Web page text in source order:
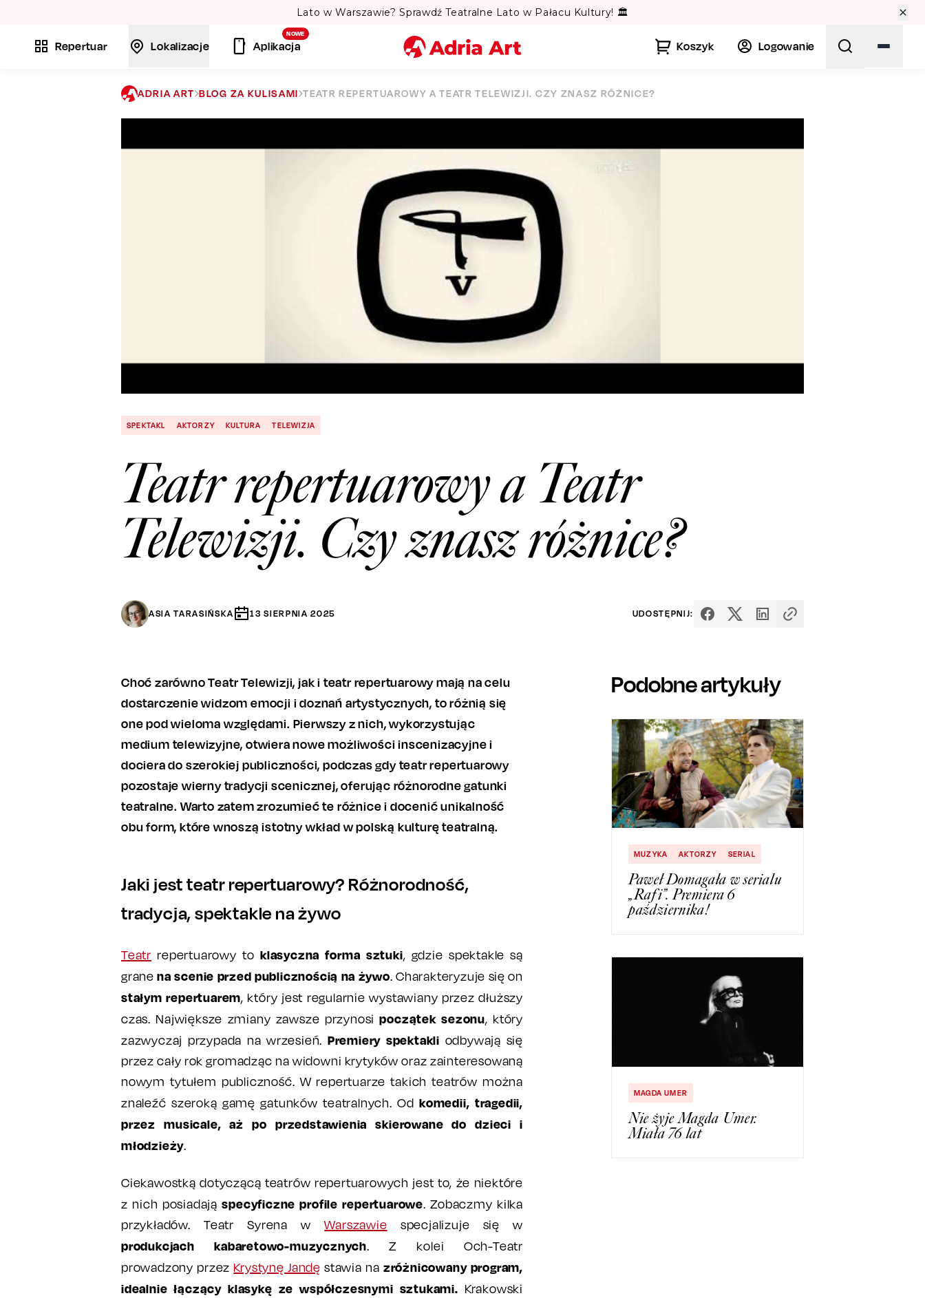
Lato w Warszawie? Sprawdź Teatralne Lato w Pałacu Kultury! 🏛️
Repertuar Lokalizacje
NOWE
Aplikacja Koszyk Logowanie
Miasto
Szukaj
ADRIA ART BLOG ZA KULISAMI TEATR REPERTUAROWY A TEATR TELEWIZJI. CZY ZNASZ RÓŻNICE?
SPEKTAKL AKTORZY KULTURA TELEWIZJA
Teatr repertuarowy a Teatr
Telewizji. Czy znasz różnice?
ASIA TARASIŃSKA 13 SIERPNIA 2025 UDOSTĘPNIJ:
Choć zarówno Teatr Telewizji, jak i teatr repertuarowy mają na celu
dostarczenie widzom emocji i doznań artystycznych, to różnią się
one pod wieloma względami. Pierwszy z nich, wykorzystując
medium telewizyjne, otwiera nowe możliwości inscenizacyjne i
dociera do szerokiej publiczności, podczas gdy teatr repertuarowy
pozostaje wierny tradycji scenicznej, oferując różnorodne gatunki
teatralne. Warto zatem zrozumieć te różnice i docenić unikalność
obu form, które wnoszą istotny wkład w polską kulturę teatralną.
Jaki jest teatr repertuarowy? Różnorodność,
tradycja, spektakle na żywo
Teatr repertuarowy toklasyczna forma sztuki, gdzie spektakle są
granena scenie przed publicznością na żywo. Charakteryzuje się on
stałym repertuarem, który jest regularnie wystawiany przez dłuższy
czas. Największe zmiany zawsze przynosipoczątek sezonu, który
zazwyczaj przypada na wrzesień. Premiery spektakli odbywają się
przez cały rok gromadząc na widowni krytyków oraz zainteresowaną
nowym tytułem publiczność. W repertuarze takich teatrów można
znaleźć szeroką gamę gatunków teatralnych. Odkomedii, tragedii,
przez musicale, aż po przedstawienia skierowane do dzieci i
młodzieży.
Ciekawostką dotyczącą teatrów repertuarowych jest to, że niektóre
z nich posiadająspecyficzne profile repertuarowe. Zobaczmy kilka
przykładów. Teatr Syrena wWarszawie specjalizuje się w
produkcjach kabaretowo-muzycznych. Z kolei Och-Teatr
prowadzony przez Krystynę Jandę stawia na zróżnicowany program,
idealnie łączący klasykę ze współczesnymi sztukami. Krakowski
Podobne artykuły
MUZYKA AKTORZY SERIAL
Paweł Domagała w serialu
„Rafi”. Premiera 6
października!
MAGDA UMER
Nie żyje Magda Umer.
Miała 76 lat